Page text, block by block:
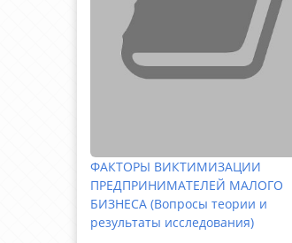
ФАКТОРЫ ВИКТИМИЗАЦИИ
ПРЕДПРИНИМАТЕЛЕЙ МАЛОГО
БИЗНЕСА (Вопросы теории и
результаты исследования)